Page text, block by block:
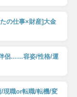
の仕事×財産]大金
侶……容姿/性格/運
現職or転職/転機/変